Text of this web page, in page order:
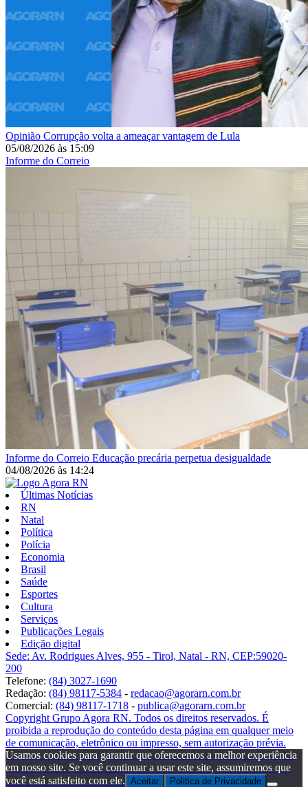
Opinião Corrupção volta a ameaçar vantagem de Lula
05/08/2026 às 15:09
Informe do Correio
Informe do Correio Educação precária perpetua desigualdade
04/08/2026 às 14:24
Últimas Notícias
RN
Natal
Política
Polícia
Economia
Brasil
Saúde
Esportes
Cultura
Serviços
Publicações Legais
Edição digital
Sede: Av. Rodrigues Alves, 955 - Tirol, Natal - RN, CEP:59020-
200
Telefone: (84) 3027-1690
Redação: (84) 98117-5384 - redacao@agorarn.com.br
Comercial: (84) 98117-1718 - publica@agorarn.com.br
Copyright Grupo Agora RN. Todos os direitos reservados. É
proibida a reprodução do conteúdo desta página em qualquer meio
de comunicação, eletrônico ou impresso, sem autorização prévia.
Usamos cookies para garantir que oferecemos a melhor experiência
em nosso site. Se você continuar a usar este site, assumiremos que
você está satisfeito com ele. Aceitar Politica de Privacidade